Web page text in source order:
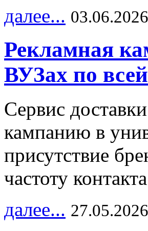
далее... 03.06.2026
Рекламная
ВУЗах по
Сервис
кампанию в
присутствие
частоту
далее... 27.05.2026